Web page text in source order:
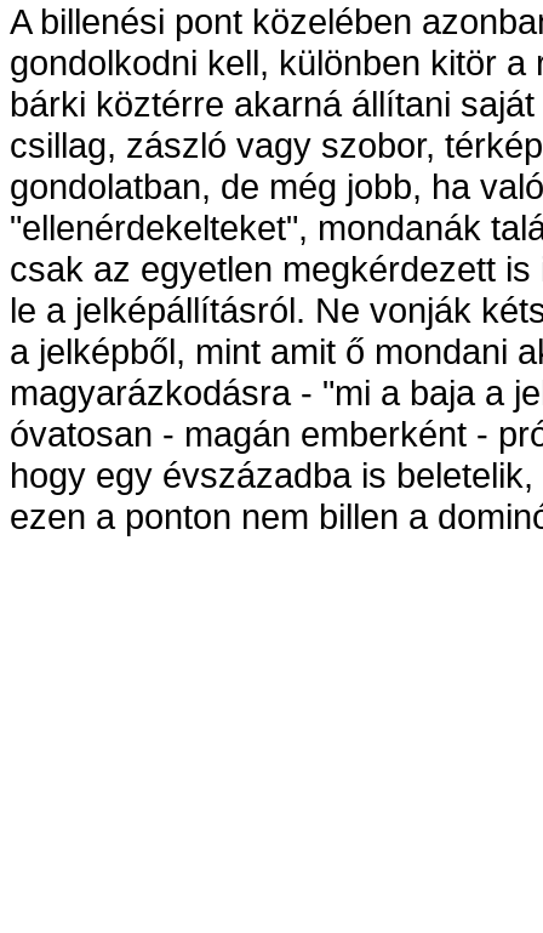
A billenési pont közelében
gondolkodni kell, különben kitör
bárki köztérre akarná állítani
csillag, zászló vagy szobor,
gondolatban, de még jobb, ha
"ellenérdekelteket", mondanák
csak az egyetlen megkérdezett
le a jelképállításról. Ne vonják
a jelképből, mint amit ő mondani
magyarázkodásra - "mi a baja a
óvatosan - magán emberként -
hogy egy évszázadba is
ezen a ponton nem billen a